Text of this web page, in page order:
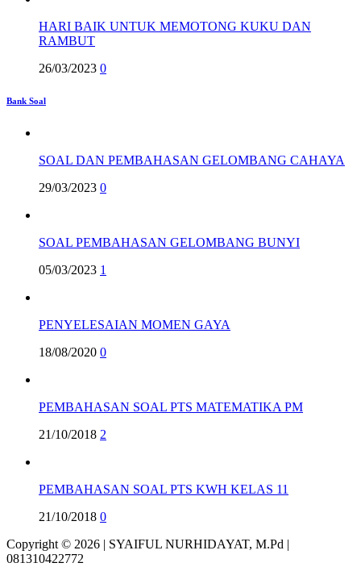
HARI BAIK UNTUK MEMOTONG KUKU DAN
RAMBUT
26/03/2023 0
Bank Soal
SOAL DAN PEMBAHASAN GELOMBANG CAHAYA
29/03/2023 0
SOAL PEMBAHASAN GELOMBANG BUNYI
05/03/2023 1
PENYELESAIAN MOMEN GAYA
18/08/2020 0
PEMBAHASAN SOAL PTS MATEMATIKA PM
21/10/2018 2
PEMBAHASAN SOAL PTS KWH KELAS 11
21/10/2018 0
Copyright © 2026 | SYAIFUL NURHIDAYAT, M.Pd |
081310422772